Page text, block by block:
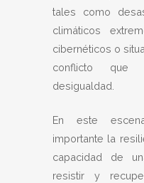
tales como
climáticos
cibernéticos o
conflicto que
desigualdad.
En este
importante la
capacidad de
resistir y